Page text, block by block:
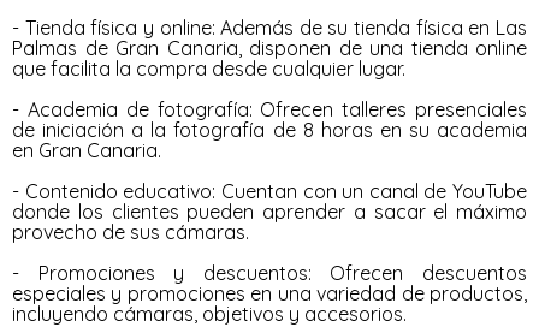
- Tienda física y online: Además de su tienda física en Las
Palmas de Gran Canaria, disponen de una tienda online
que facilita la compra desde cualquier lugar.
- Academia de fotografía: Ofrecen talleres presenciales
de iniciación a la fotografía de 8 horas en su academia
en Gran Canaria.
- Contenido educativo: Cuentan con un canal de YouTube
donde los clientes pueden aprender a sacar el máximo
provecho de sus cámaras.
- Promociones y descuentos: Ofrecen descuentos
especiales y promociones en una variedad de productos,
incluyendo cámaras, objetivos y accesorios.